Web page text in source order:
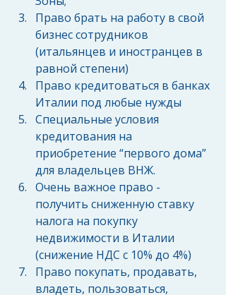
Право брать на работу в свой
бизнес сотрудников
(итальянцев и иностранцев в
равной степени)
Право кредитоваться в банках
Италии под любые нужды
Специальные условия
кредитования на
приобретение “первого дома”
для владельцев ВНЖ.
Очень важное право -
получить сниженную ставку
налога на покупку
недвижимости в Италии
(снижение НДС с 10% до 4%)
Право покупать, продавать,
владеть, пользоваться,